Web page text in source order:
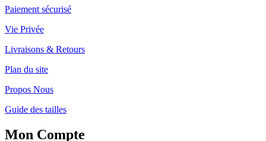
Paiement sécurisé
Vie Privée
Livraisons & Retours
Plan du site
Propos Nous
Guide des tailles
Mon Compte